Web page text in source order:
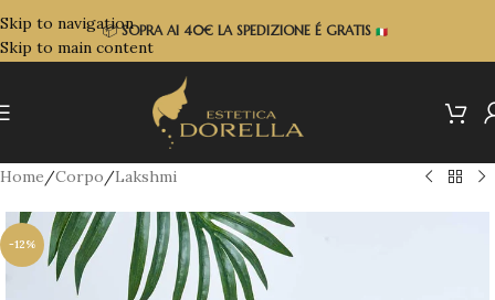
Skip to navigation
Skip to main content
📦 SOPRAAI 40€ LA SPEDIZIONE É GRATIS
Home/Corpo/Lakshmi
-12%